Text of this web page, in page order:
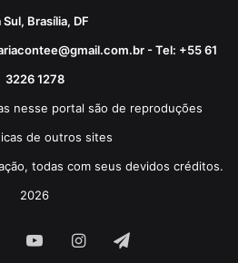
Sul, Brasília, DF
- Tel: +55 61
3226 1278
nesse portal são de reproduções
de outros sites
todas com seus devidos créditos.
2026
YouTubeInstagram